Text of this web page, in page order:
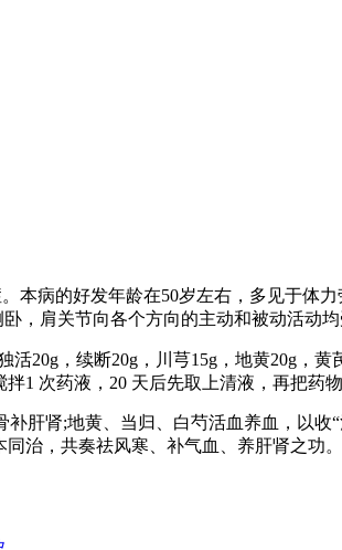
本病的好发年龄在50岁左右，多见于体
，肩关节向各个方向的主动和被动活动
20g，续断20g，川芎15g，地黄20g，
1 次药液，20 天后先取上清液，再把药
肝肾;地黄、当归、白芍活血养血，以
治，共奏祛风寒、补气血、养肝肾之功。